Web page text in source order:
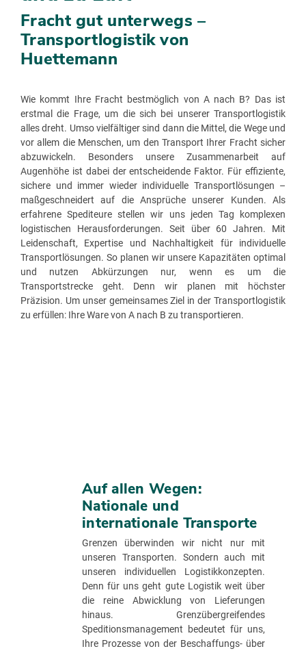
Fracht gut unterwegs –
Transportlogistik von
Huettemann
Wie kommt Ihre Fracht bestmöglich von A nach B? Das ist
erstmal die Frage, um die sich bei unserer Transportlogistik
alles dreht. Umso vielfältiger sind dann die Mittel, die Wege und
vor allem die Menschen, um den Transport Ihrer Fracht sicher
abzuwickeln. Besonders unsere Zusammenarbeit auf
Augenhöhe ist dabei der entscheidende Faktor. Für effiziente,
sichere und immer wieder individuelle Transportlösungen –
maßgeschneidert auf die Ansprüche unserer Kunden. Als
erfahrene Spediteure stellen wir uns jeden Tag komplexen
logistischen Herausforderungen. Seit über 60 Jahren. Mit
Leidenschaft, Expertise und Nachhaltigkeit für individuelle
Transportlösungen. So planen wir unsere Kapazitäten optimal
und nutzen Abkürzungen nur, wenn es um die
Transportstrecke geht. Denn wir planen mit höchster
Präzision. Um unser gemeinsames Ziel in der Transportlogistik
zu erfüllen: Ihre Ware von A nach B zu transportieren.
Auf allen Wegen:
Nationale und
internationale Transporte
Grenzen überwinden wir nicht nur mit
unseren Transporten. Sondern auch mit
unseren individuellen Logistikkonzepten.
Denn für uns geht gute Logistik weit über
die reine Abwicklung von Lieferungen
hinaus. Grenzübergreifendes
Speditionsmanagement bedeutet für uns,
Ihre Prozesse von der Beschaffungs- über